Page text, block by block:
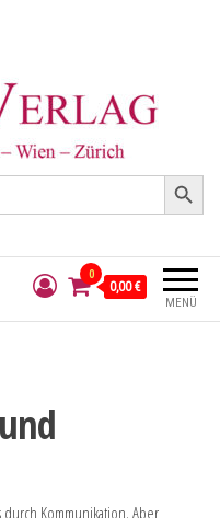
Search Button
MENÜ
0
0,00 €
Kommunikation. Aber